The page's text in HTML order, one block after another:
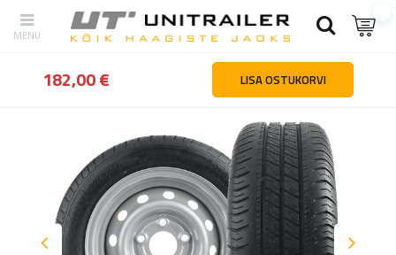
tagasi Kodu Haagiste rattad
182,00 € LISA OSTUKORVI